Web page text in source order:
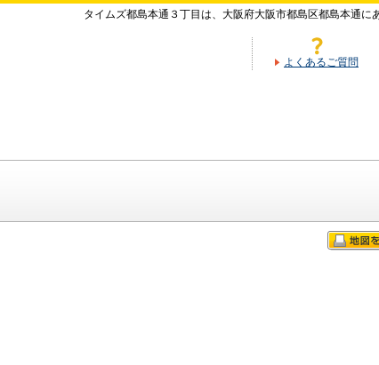
タイムズ都島本通３丁目は、大阪府大阪市都島区都島本通に
よくあるご質問